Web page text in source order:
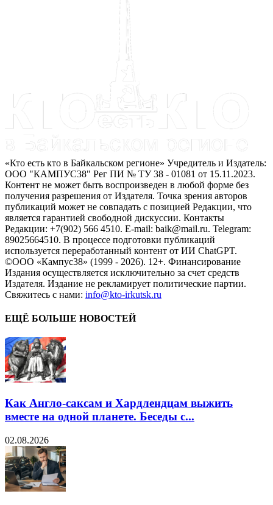
«Кто есть кто в Байкальском регионе» Учредитель и Издатель:
ООО "КАМПУС38" Рег ПИ № ТУ 38 - 01081 от 15.11.2023.
Контент не может быть воспроизведен в любой форме без
получения разрешения от Издателя. Точка зрения авторов
публикаций может не совпадать с позицией Редакции, что
является гарантией свободной дискуссии. Контакты
Редакции: +7(902) 566 4510. E-mail: baik@mail.ru. Telegram:
89025664510. В процессе подготовки публикаций
используется переработанный контент от ИИ ChatGPT.
©ООО «Кампус38» (1999 - 2026). 12+. Финансирование
Издания осуществляется исключительно за счет средств
Издателя. Издание не рекламирует политические партии.
Свяжитесь с нами: info@kto-irkutsk.ru
ЕЩЁ БОЛЬШЕ НОВОСТЕЙ
Как Англо-саксам и Хардлендцам выжить
вместе на одной планете. Беседы с...
02.08.2026